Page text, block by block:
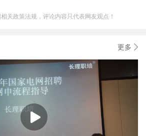
关政策法规，评论内容只代表网友观点！
更多